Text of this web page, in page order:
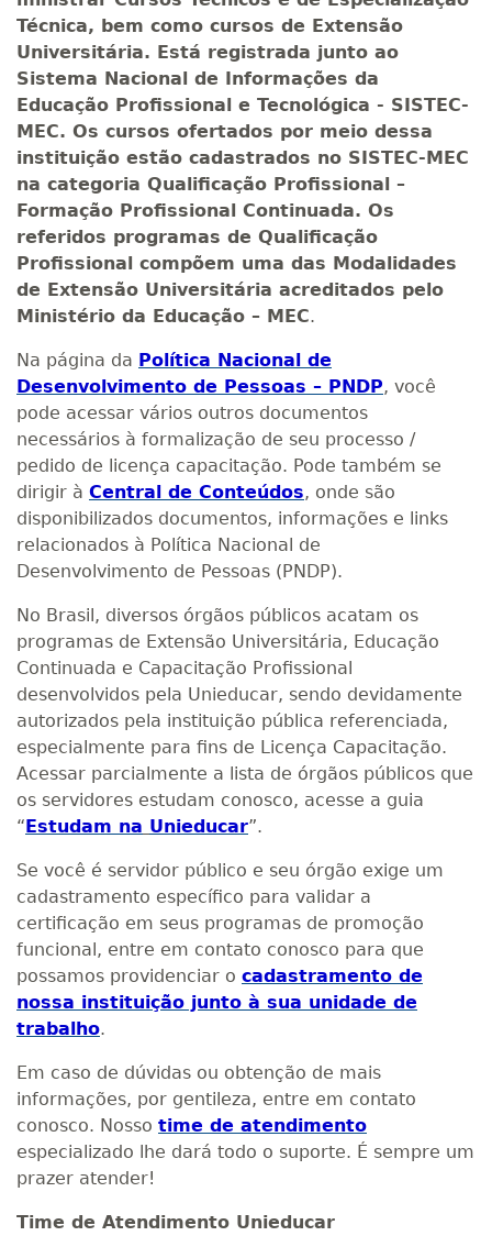
Técnica, bem como cursos de Extensão
Universitária. Está registrada junto ao
Sistema Nacional de Informações da
Educação Profissional e Tecnológica - SISTEC-
MEC. Os cursos ofertados por meio dessa
instituição estão cadastrados no SISTEC-MEC
na categoria Qualificação Profissional –
Formação Profissional Continuada. Os
referidos programas de Qualificação
Profissional compõem uma das Modalidades
de Extensão Universitária acreditados pelo
Ministério da Educação – MEC.
Na página da Política Nacional de
Desenvolvimento de Pessoas – PNDP, você
pode acessar vários outros documentos
necessários à formalização de seu processo /
pedido de licença capacitação. Pode também se
dirigir à Central de Conteúdos, onde são
disponibilizados documentos, informações e links
relacionados à Política Nacional de
Desenvolvimento de Pessoas (PNDP).
No Brasil, diversos órgãos públicos acatam os
programas de Extensão Universitária, Educação
Continuada e Capacitação Profissional
desenvolvidos pela Unieducar, sendo devidamente
autorizados pela instituição pública referenciada,
especialmente para fins de Licença Capacitação.
Acessar parcialmente a lista de órgãos públicos que
os servidores estudam conosco, acesse a guia
“Estudam na Unieducar”.
Se você é servidor público e seu órgão exige um
cadastramento específico para validar a
certificação em seus programas de promoção
funcional, entre em contato conosco para que
possamos providenciar o cadastramento de
nossa instituição junto à sua unidade de
trabalho.
Em caso de dúvidas ou obtenção de mais
informações, por gentileza, entre em contato
conosco. Nosso time de atendimento
especializado lhe dará todo o suporte. É sempre um
prazer atender!
Time de Atendimento Unieducar